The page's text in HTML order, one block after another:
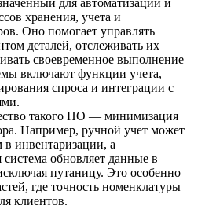
для автоматизации и
хранения, учета и
Оно помогает управлять
деталей, отслеживать их
своевременное выполнение
включают функции учета,
спроса и интеграции с
такого ПО — минимизация
Например, ручной учет может
инвентаризации, а
система обновляет данные в
путаницу. Это особенно
где точность номенклатуры
клиентов.